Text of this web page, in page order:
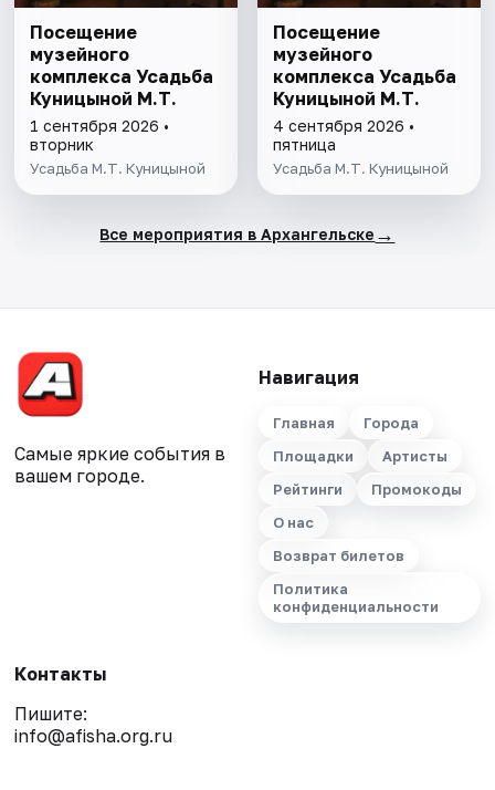
Посещение
музейного
комплекса Усадьба
Куницыной М.Т.
1 сентября 2026 •
вторник
Усадьба М.Т. Куницыной
Посещение
музейного
комплекса Усадьба
Куницыной М.Т.
4 сентября 2026 •
пятница
Усадьба М.Т. Куницыной
Все мероприятия в Архангельске →
Самые яркие события в
вашем городе.
Навигация
Главная
Города
Площадки
Артисты
Рейтинги
Промокоды
О нас
Возврат билетов
Политика
конфиденциальности
Контакты
Пишите:
info@afisha.org.ru